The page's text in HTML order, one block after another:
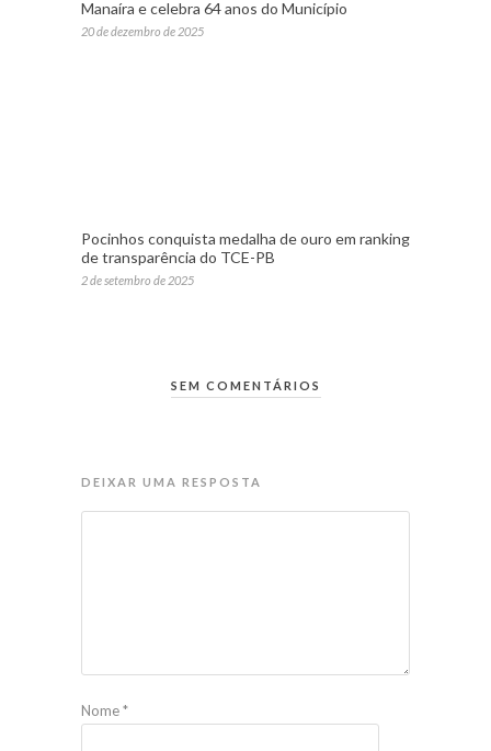
Manaíra e celebra 64 anos do Município
20 de dezembro de 2025
Pocinhos conquista medalha de ouro em ranking
de transparência do TCE-PB
2 de setembro de 2025
SEM COMENTÁRIOS
DEIXAR UMA RESPOSTA
Nome*